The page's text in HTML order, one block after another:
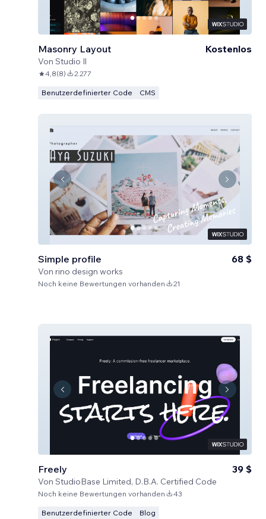
Masonry Layout
Von Studio Il
Kostenlos
4,8(8) 2.277
Benutzerdefinierter Code CMS
Simple profile
Von rino design works
68 $
Noch keine Bewertungen vorhanden 21
Freely
Von StudioBase Limited, D.B.A. Certified Code
39 $
Noch keine Bewertungen vorhanden 43
Benutzerdefinierter Code Blog